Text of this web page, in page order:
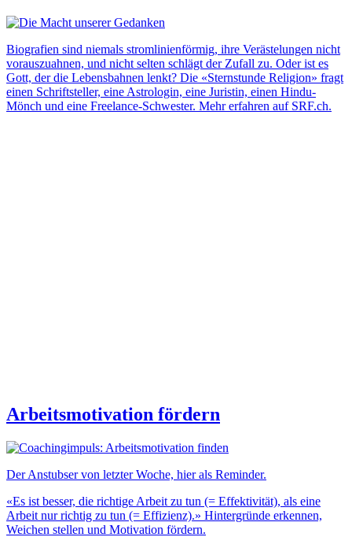
Biografien sind niemals stromlinienförmig, ihre Verästelungen nicht
vorauszuahnen, und nicht selten schlägt der Zufall zu. Oder ist es
Gott, der die Lebensbahnen lenkt? Die «Sternstunde Religion» fragt
einen Schriftsteller, eine Astrologin, eine Juristin, einen Hindu-
Mönch und eine Freelance-Schwester. Mehr erfahren auf SRF.ch.
Arbeitsmotivation fördern
Der Anstubser von letzter Woche, hier als Reminder.
«Es ist besser, die richtige Arbeit zu tun (= Effektivität), als eine
Arbeit nur richtig zu tun (= Effizienz).» Hintergründe erkennen,
Weichen stellen und Motivation fördern.